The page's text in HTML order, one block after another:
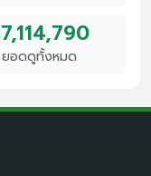
ยอดดูทั้งหมด